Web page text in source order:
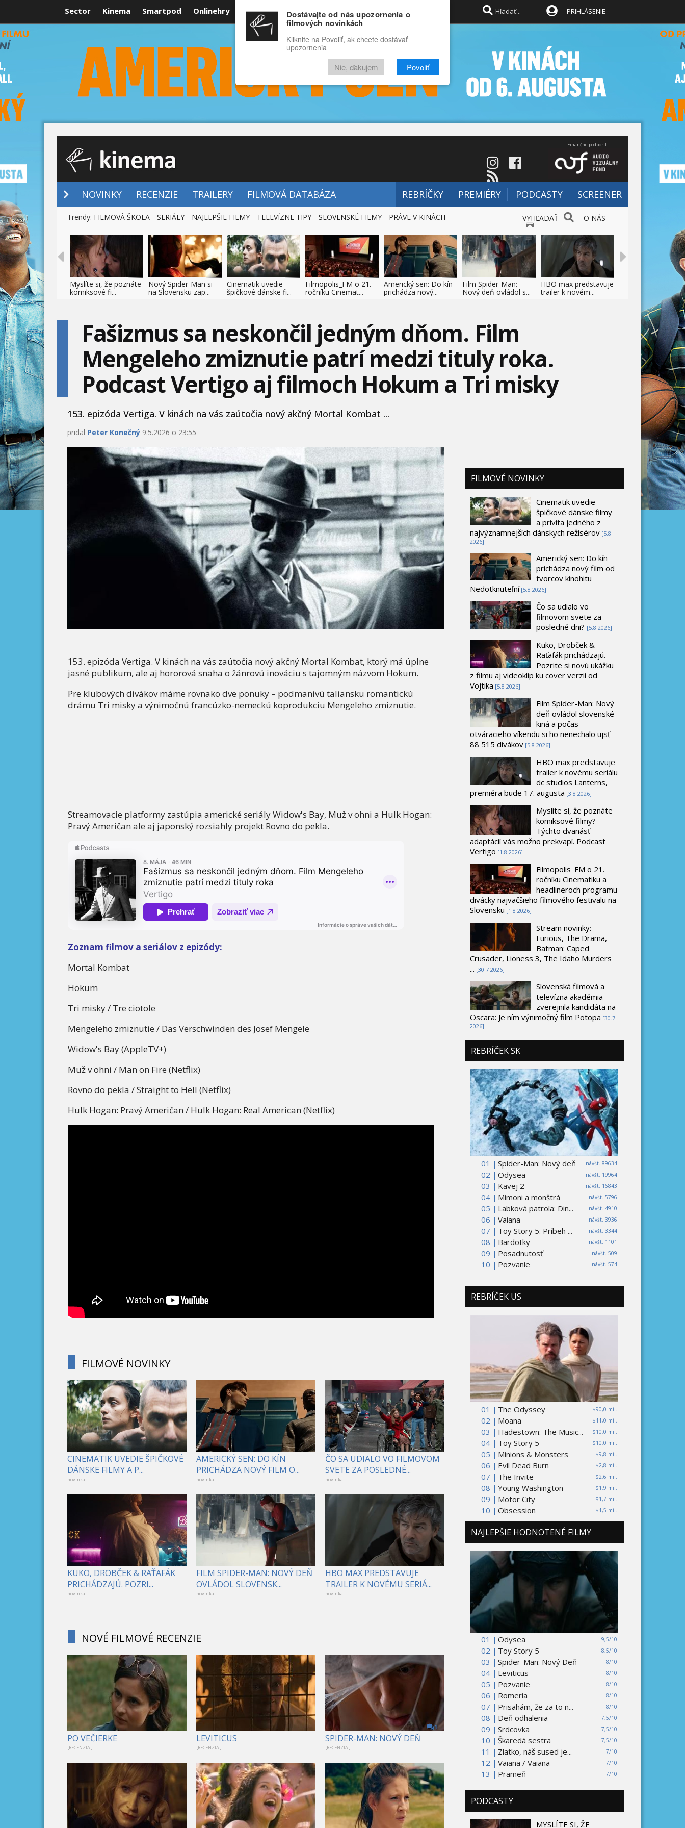
Sector Kinema Smartpod Onlinehry Rozprávky Funny Docu
RECENZIE VIDEÁ FILMY
PRIHLÁSENIE
Finančne podporil
NOVINKY RECENZIE TRAILERY FILMOVÁ DATABÁZA REBRÍČKY PREMIÉRY PODCASTY SCREENER
VYHĽADAŤ O NÁS
Trendy: FILMOVÁ ŠKOLA SERIÁLY NAJLEPŠIE FILMY TELEVÍZNE TIPY SLOVENSKÉ FILMY PRÁVE V KINÁCH
Myslíte si, že poznáte
komiksové fi...
Nový Spider-Man si
na Slovensku zap...
Cinematik uvedie
špičkové dánske fi...
Filmopolis_FM o 21.
ročníku Cinemat...
Americký sen: Do kín
prichádza nový...
Film Spider-Man:
Nový deň ovládol s...
HBO max predstavuje
trailer k novém...
Fašizmus sa neskončil jedným dňom. Film
Mengeleho zmiznutie patrí medzi tituly roka.
Podcast Vertigo aj filmoch Hokum a Tri misky
153. epizóda Vertiga. V kinách na vás zaútočia nový akčný Mortal Kombat ...
pridal Peter Konečný 9.5.2026 o 23:55
153. epizóda Vertiga. V kinách na vás zaútočia nový akčný Mortal Kombat, ktorý má úplne
jasné publikum, ale aj hororová snaha o žánrovú inováciu s tajomným názvom Hokum.
Pre klubových divákov máme rovnako dve ponuky – podmanivú taliansku romantickú
drámu Tri misky a výnimočnú francúzko-nemeckú koprodukciu Mengeleho zmiznutie.
Streamovacie platformy zastúpia americké seriály Widow's Bay, Muž v ohni a Hulk Hogan:
Pravý Američan ale aj japonský rozsiahly projekt Rovno do pekla.
Zoznam filmov a seriálov z epizódy:
Mortal Kombat
Hokum
Tri misky / Tre ciotole
Mengeleho zmiznutie / Das Verschwinden des Josef Mengele
Widow's Bay (AppleTV+)
Muž v ohni / Man on Fire (Netflix)
Rovno do pekla / Straight to Hell (Netflix)
Hulk Hogan: Pravý Američan / Hulk Hogan: Real American (Netflix)
FILMOVÉ NOVINKY
CINEMATIK UVEDIE ŠPIČKOVÉ
DÁNSKE FILMY A P...
novinka
AMERICKÝ SEN: DO KÍN
PRICHÁDZA NOVÝ FILM O...
novinka
ČO SA UDIALO VO FILMOVOM
SVETE ZA POSLEDNÉ...
novinka
KUKO, DROBČEK & RAŤAFÁK
PRICHÁDZAJÚ. POZRI...
novinka
FILM SPIDER-MAN: NOVÝ DEŇ
OVLÁDOL SLOVENSK...
novinka
HBO MAX PREDSTAVUJE
TRAILER K NOVÉMU SERIÁ...
novinka
NOVÉ FILMOVÉ RECENZIE
PO VEČIERKE
[RECENZIA ]
LEVITICUS
[RECENZIA ]
1
SPIDER-MAN: NOVÝ DEŇ
[RECENZIA ]
FILMOVÉ NOVINKY
Cinematik uvedie
špičkové dánske filmy
a privíta jedného z
najvýznamnejších dánskych režisérov [5.8
2026]
Americký sen: Do kín
prichádza nový film od
tvorcov kinohitu
Nedotknuteľní [5.8 2026]
Čo sa udialo vo
filmovom svete za
posledné dni? [5.8 2026]
Kuko, Drobček &
Raťafák prichádzajú.
Pozrite si novú ukážku
z filmu aj videoklip ku cover verzii od
Vojtika [5.8 2026]
Film Spider-Man: Nový
deň ovládol slovenské
kiná a počas
otváracieho víkendu si ho nenechalo ujsť
88 515 divákov [5.8 2026]
HBO max predstavuje
trailer k novému seriálu
dc studios Lanterns,
premiéra bude 17. augusta [3.8 2026]
Myslíte si, že poznáte
komiksové filmy?
Týchto dvanásť
adaptácií vás možno prekvapí. Podcast
Vertigo [1.8 2026]
Filmopolis_FM o 21.
ročníku Cinematiku a
headlineroch programu
divácky najväčšieho filmového festivalu na
Slovensku [1.8 2026]
Stream novinky:
Furious, The Drama,
Batman: Caped
Crusader, Lioness 3, The Idaho Murders
... [30.7 2026]
Slovenská filmová a
televízna akadémia
zverejnila kandidáta na
Oscara: Je ním výnimočný film Potopa [30.7
2026]
REBRÍČEK SK
01 | návšt. 89634
Spider-Man: Nový deň
02 |
návšt. 19964
Odysea
03 |
návšt. 16843
Kavej 2
04 |
návšt. 5796
Mimoni a monštrá
05 |
návšt. 4910
Labková patrola: Din...
06 |
návšt. 3936
Vaiana
07 |
návšt. 3344
Toy Story 5: Príbeh ...
08 |
návšt. 1101
Bardotky
09 |
návšt. 509
Posadnutosť
10 |
návšt. 574
Pozvanie
REBRÍČEK US
01 | $90,0 mil.
The Odyssey
02 |
$11,0 mil.
Moana
03 |
$10,0 mil.
Hadestown: The Music...
04 |
$10,0 mil.
Toy Story 5
05 |
$9,8 mil.
Minions & Monsters
06 |
$2,8 mil.
Evil Dead Burn
07 |
$2,6 mil.
The Invite
08 |
$1,9 mil.
Young Washington
09 |
$1,7 mil.
Motor City
10 |
$1,5 mil.
Obsession
NAJLEPŠIE HODNOTENÉ FILMY
01 | 9,5/10
Odysea
02 |
8,5/10
Toy Story 5
03 |
8/10
Spider-Man: Nový Deň
04 |
8/10
Leviticus
05 |
8/10
Pozvanie
06 |
8/10
Romería
07 |
8/10
Prisahám, že za to n...
08 |
7,5/10
Deň odhalenia
09 |
7,5/10
Srdcovka
10 |
7,5/10
Škaredá sestra
11 |
7/10
Zlatko, náš sused je...
12 |
7/10
Vaiana / Vaiana
13 |
7/10
Prameň
PODCASTY
MYSLÍTE SI, ŽE
Dostávajte od nás upozornenia o
filmových novinkách
Kliknite na Povoliť, ak chcete dostávať
upozornenia
Nie, ďakujem Povoliť